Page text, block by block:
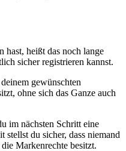
hast, heißt das noch lange
sicher registrieren kannst.
gewünschten
ohne sich das Ganze auch
im nächsten Schritt eine
du sicher, dass niemand
Markenrechte besitzt.